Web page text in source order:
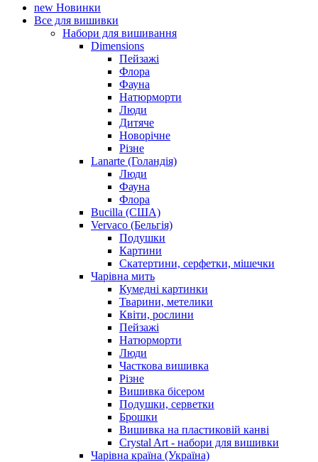
new Новинки
Все для вишивки
Набори для вишивання
Dimensions
Пейзажі
Флора
Фауна
Натюрморти
Люди
Дитяче
Новорічне
Різне
Lanarte (Голандія)
Люди
Фауна
Флора
Bucilla (США)
Vervaco (Бельгія)
Подушки
Картини
Скатертини, серфетки, мішечки
Чарiвна мить
Кумедні картинки
Тварини, метелики
Квіти, рослини
Пейзажі
Натюрморти
Люди
Часткова вишивка
Різне
Вишивка бісером
Подушки, серветки
Брошки
Вишивка на пластиковій канві
Crystal Art - набори для вишивки
Чарівна країна (Україна)